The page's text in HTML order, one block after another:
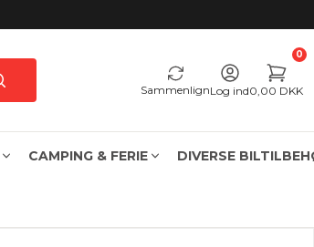
SammenlignLog ind
0
0,00 DKK
CAMPING & FERIE DIVERSE